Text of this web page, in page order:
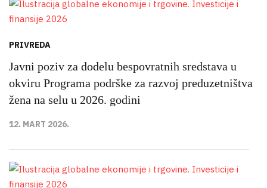
PRIVREDA
Javni poziv za dodelu bespovratnih sredstava u
okviru Programa podrške za razvoj preduzetništva
žena na selu u 2026. godini
12. MART 2026.